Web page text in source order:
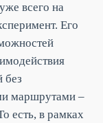
всего на
Его
без
маршрутами –
есть, в рамках